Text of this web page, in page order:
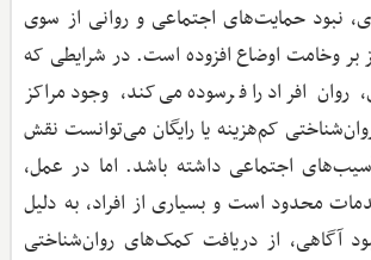
نبود حمایت‌های اجتماعی و روانی از سوی
بر وخامت اوضاع افزوده است. در شرایطی که
روان افراد را فرسوده می‌کند، وجود مراکز
کم‌هزینه یا رایگان می‌توانست نقش
اجتماعی داشته باشد. اما در عمل،
محدود است و بسیاری از افراد، به دلیل
آگاهی، از دریافت کمک‌های روان‌شناختی